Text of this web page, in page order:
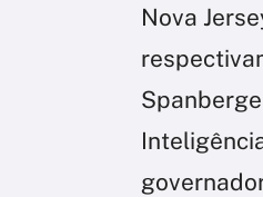
Nova